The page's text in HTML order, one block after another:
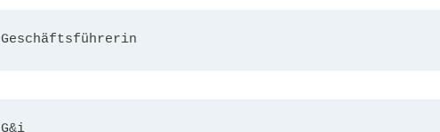
Geschäftsführerin